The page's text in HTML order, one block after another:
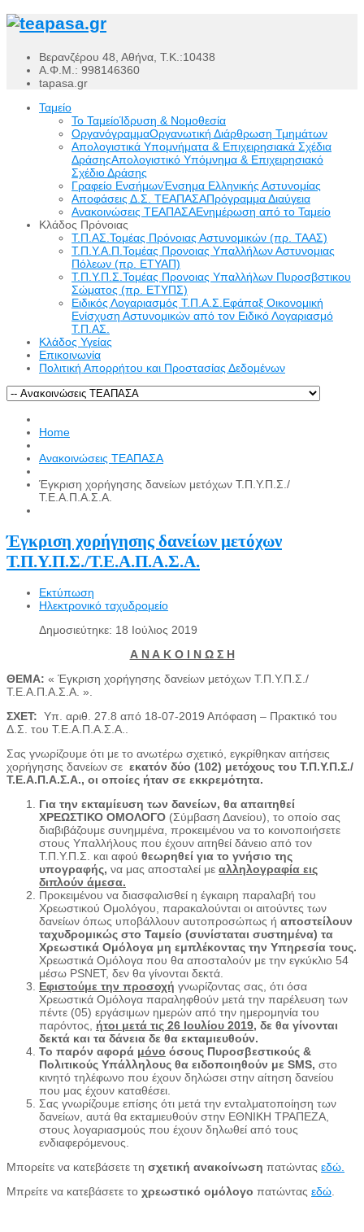
Βερανζέρου 48, Αθήνα, Τ.Κ.:10438
Α.Φ.Μ.: 998146360
tapasa.gr
Ταμείο
Το ΤαμείοΊδρυση & Νομοθεσία
ΟργανόγραμμαΟργανωτική Διάρθρωση Τμημάτων
Απολογιστικά Υπομνήματα & Επιχειρησιακά Σχέδια
ΔράσηςΑπολογιστικό Υπόμνημα & Επιχειρησιακό
Σχέδιο Δράσης
Γραφείο ΕνσήμωνΈνσημα Ελληνικής Αστυνομίας
Αποφάσεις Δ.Σ. ΤΕΑΠΑΣΑΠρόγραμμα Διαύγεια
Ανακοινώσεις ΤΕΑΠΑΣΑΕνημέρωση από το Ταμείο
Κλάδος Πρόνοιας
Τ.Π.ΑΣ.Τομέας Πρόνοιας Αστυνομικών (πρ. ΤΑΑΣ)
Τ.Π.Υ.Α.Π.Τομέας Προνοιας Υπαλλήλων Αστυνομιας
Πόλεων (πρ. ΕΤΥΑΠ)
Τ.Π.Υ.Π.Σ.Τομέας Προνοιας Υπαλλήλων Πυροσβστικου
Σώματος (πρ. ΕΤΥΠΣ)
Ειδικός Λογαριασμός Τ.Π.Α.Σ.Εφάπαξ Οικονομική
Ενίσχυση Αστυνομικών από τον Ειδικό Λογαριασμό
Τ.Π.ΑΣ.
Κλάδος Υγείας
Επικοινωνία
Πολιτική Απορρήτου και Προστασίας Δεδομένων
Home
Ανακοινώσεις ΤΕΑΠΑΣΑ
Έγκριση χορήγησης δανείων μετόχων Τ.Π.Υ.Π.Σ./
Τ.Ε.Α.Π.Α.Σ.Α.
Έγκριση χορήγησης δανείων μετόχων
Τ.Π.Υ.Π.Σ./Τ.Ε.Α.Π.Α.Σ.Α.
Εκτύπωση
Ηλεκτρονικό ταχυδρομείο
Δημοσιεύτηκε: 18 Ιούλιος 2019
Α Ν Α Κ Ο Ι Ν Ω Σ Η
ΘΕΜΑ: « Έγκριση χορήγησης δανείων μετόχων Τ.Π.Υ.Π.Σ./
Τ.Ε.Α.Π.Α.Σ.Α. ».
ΣΧΕΤ: Υπ. αριθ. 27.8 από 18-07-2019 Απόφαση – Πρακτικό του
Δ.Σ. του Τ.Ε.Α.Π.Α.Σ.Α..
Σας γνωρίζουμε ότι με το ανωτέρω σχετικό, εγκρίθηκαν αιτήσεις
χορήγησης δανείων σε εκατόν δύο (102) μετόχους του Τ.Π.Υ.Π.Σ./
Τ.Ε.Α.Π.Α.Σ.Α., οι οποίες ήταν σε εκκρεμότητα.
Για την εκταμίευση των δανείων, θα απαιτηθεί
ΧΡΕΩΣΤΙΚΟ ΟΜΟΛΟΓΟ (Σύμβαση Δανείου), το οποίο σας
διαβιβάζουμε συνημμένα, προκειμένου να το κοινοποιήσετε
στους Υπαλλήλους που έχουν αιτηθεί δάνειο από τον
Τ.Π.Υ.Π.Σ. και αφού θεωρηθεί για το γνήσιο της
υπογραφής, να μας αποσταλεί με αλληλογραφία εις
διπλούν άμεσα.
Προκειμένου να διασφαλισθεί η έγκαιρη παραλαβή του
Χρεωστικού Ομολόγου, παρακαλούνται οι αιτούντες των
δανείων όπως υποβάλλουν αυτοπροσώπως ή αποστείλουν
ταχυδρομικώς στο Ταμείο (συνίσταται συστημένα) τα
Χρεωστικά Ομόλογα μη εμπλέκοντας την Υπηρεσία τους.
Χρεωστικά Ομόλογα που θα αποσταλούν με την εγκύκλιο 54
μέσω PSNET, δεν θα γίνονται δεκτά.
Εφιστούμε την προσοχή γνωρίζοντας σας, ότι όσα
Χρεωστικά Ομόλογα παραληφθούν μετά την παρέλευση των
πέντε (05) εργάσιμων ημερών από την ημερομηνία του
παρόντος, ήτοι μετά τις 26 Ιουλίου 2019, δε θα γίνονται
δεκτά και τα δάνεια δε θα εκταμιευθούν.
Το παρόν αφορά μόνο όσους Πυροσβεστικούς &
Πολιτικούς Υπάλληλους θα ειδοποιηθούν με SMS, στο
κινητό τηλέφωνο που έχουν δηλώσει στην αίτηση δανείου
που μας έχουν καταθέσει.
Σας γνωρίζουμε επίσης ότι μετά την ενταλματοποίηση των
δανείων, αυτά θα εκταμιευθούν στην ΕΘΝΙΚΗ ΤΡΑΠΕΖΑ,
στους λογαριασμούς που έχουν δηλωθεί από τους
ενδιαφερόμενους.
Μπορείτε να κατεβάσετε τη σχετική ανακοίνωση πατώντας εδώ.
Μπρείτε να κατεβάσετε το χρεωστικό ομόλογο πατώντας εδώ.